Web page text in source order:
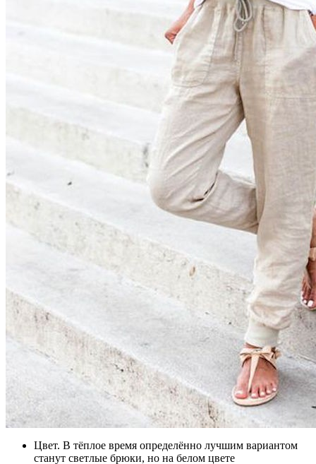
Цвет. В тёплое время определённо лучшим вариантом
станут светлые брюки, но на белом цвете